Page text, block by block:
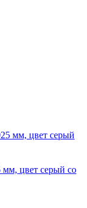
мм, цвет серый со